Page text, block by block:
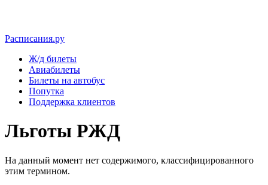
Расписания.ру
Ж/д билеты
Авиабилеты
Билеты на автобус
Попутка
Поддержка клиентов
Льготы РЖД
На данный момент нет содержимого, классифицированного
этим термином.